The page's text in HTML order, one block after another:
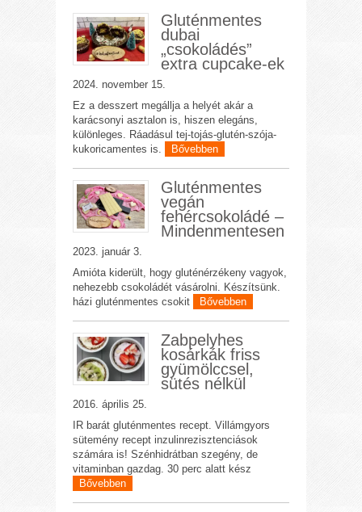
Gluténmentes
dubai
„csokoládés”
extra cupcake-ek
2024. november 15.
Ez a desszert megállja a helyét akár a
karácsonyi asztalon is, hiszen elegáns,
különleges. Ráadásul tej-tojás-glutén-szója-
kukoricamentes is.
Bővebben
Gluténmentes
vegán
fehércsokoládé –
Mindenmentesen
2023. január 3.
Amióta kiderült, hogy gluténérzékeny vagyok,
nehezebb csokoládét vásárolni. Készítsünk.
házi gluténmentes csokit
Bővebben
Zabpelyhes
kosárkák friss
gyümölccsel,
sütés nélkül
2016. április 25.
IR barát gluténmentes recept. Villámgyors
sütemény recept inzulinrezisztenciások
számára is! Szénhidrátban szegény, de
vitaminban gazdag. 30 perc alatt kész
Bővebben